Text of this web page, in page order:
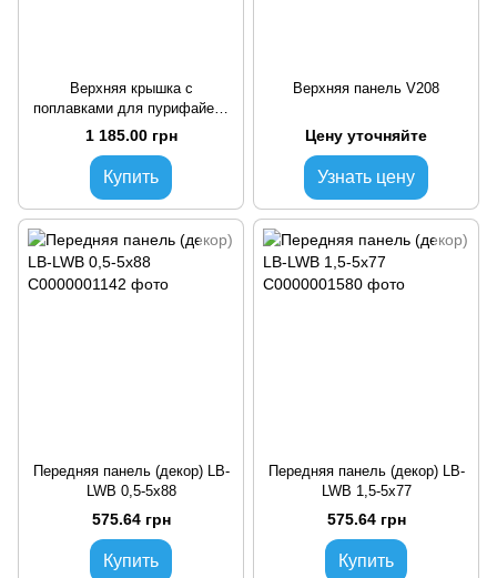
Верхняя крышка с
поплавками для пурифайера
1,5-5Х77
1 185.00 грн
Купить
Верхняя панель V208
Цену уточняйте
Узнать цену
Передняя панель (декор) LB-
LWB 0,5-5х88
575.64 грн
Купить
Передняя панель (декор) LB-
LWB 1,5-5х77
575.64 грн
Купить